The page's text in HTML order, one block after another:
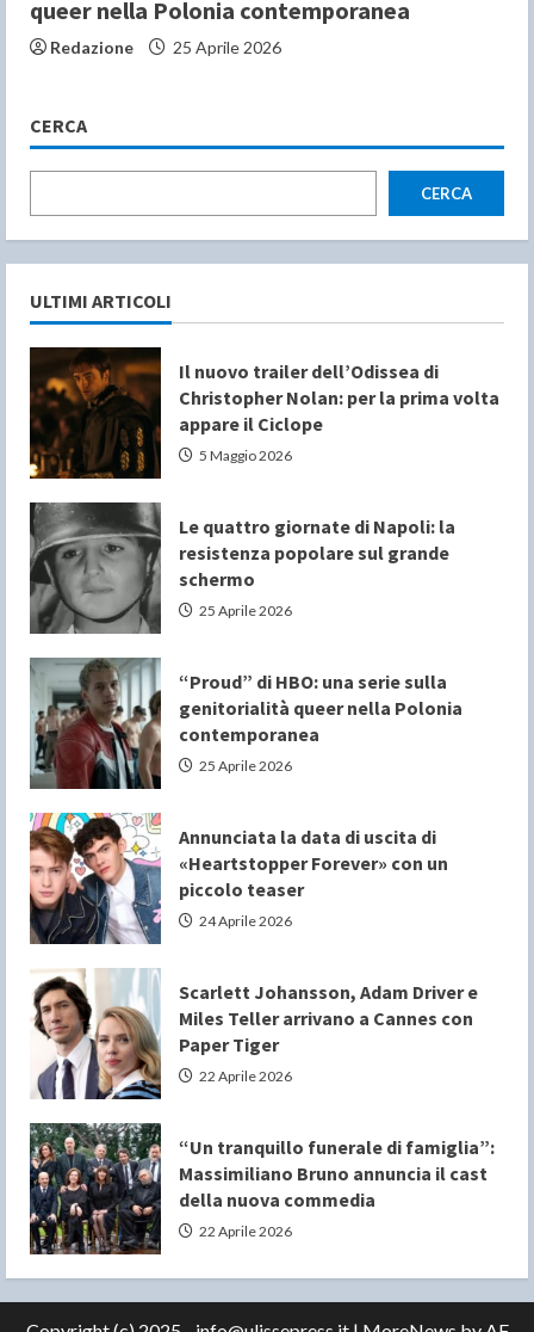
queer nella Polonia contemporanea
Redazione 25 Aprile 2026
CERCA
CERCA
ULTIMI ARTICOLI
Il nuovo trailer dell’Odissea di
Christopher Nolan: per la prima volta
appare il Ciclope
5 Maggio 2026
Le quattro giornate di Napoli: la
resistenza popolare sul grande
schermo
25 Aprile 2026
“Proud” di HBO: una serie sulla
genitorialità queer nella Polonia
contemporanea
25 Aprile 2026
Annunciata la data di uscita di
«Heartstopper Forever» con un
piccolo teaser
24 Aprile 2026
Scarlett Johansson, Adam Driver e
Miles Teller arrivano a Cannes con
Paper Tiger
22 Aprile 2026
“Un tranquillo funerale di famiglia”:
Massimiliano Bruno annuncia il cast
della nuova commedia
22 Aprile 2026